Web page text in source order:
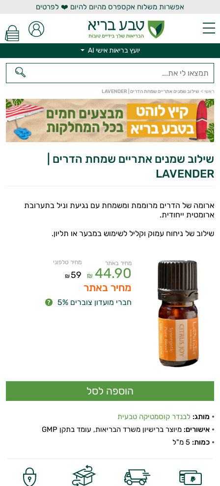
אפשרות משלוח אקספרס מהיום להיום ❤️ לפרטים
יועץ בריאות אישי AI
ראשי > שילוב שמנים אתריים שמחת הדרים | LAVENDER
שילוב שמנים אתריים שמחת הדרים |
LAVENDER
ארומה של הדרים מרוממת ומשמחת עם נגיעת וניל בתערובת
ארומטית ייחודית.
שילוב של ניחוח עמוק וקליל לשימוש במבער או תליון.
מחיר באתר
44.90
₪
מחיר טלפוני
59
₪
מחיר באתר
חברי מועדון צוברים 5%
מותג: לבנדר קוסמטיקה טבעית
אישורים: מיוצר ברישיון משרד הבריאות, עומד בתקן GMP
כמות:
יועץ בריאות אישי AI